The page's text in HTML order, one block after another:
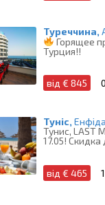
Туреччина,
Горящее
Турция!!
від € 845
Туніс, Енфіда
Тунис, LAST
17.05! Скидка
від € 465